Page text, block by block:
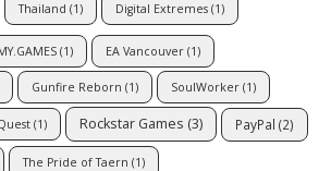
Thailand (1) Digital Extremes (1)
(1) EA Vancouver (1)
Gunfire Reborn (1) SoulWorker (1)
(1) Rockstar Games (3) PayPal (2)
The Pride of Taern (1)